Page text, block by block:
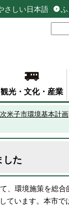
さしい日本語
観光・文化・産業
米子市環境基本計画
した
、環境施策を総
ています。本市